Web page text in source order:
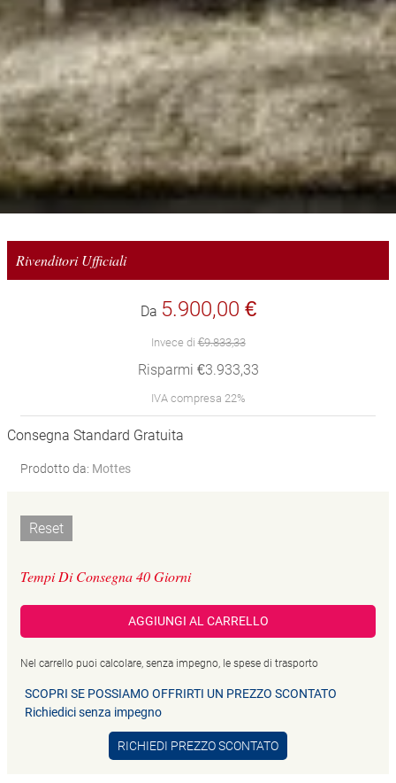
Rivenditori Ufficiali
Da 5.900,00 €
Invece di€9.833,33
Risparmi €3.933,33
IVA compresa 22%
Consegna Standard Gratuita
Prodotto da: Mottes
Reset
Tempi Di Consegna 40 Giorni
AGGIUNGI AL CARRELLO
Nel carrello puoi calcolare, senza impegno, le spese di trasporto
SCOPRI SE POSSIAMO OFFRIRTI UN PREZZO SCONTATO
Richiedici senza impegno
RICHIEDI PREZZO SCONTATO